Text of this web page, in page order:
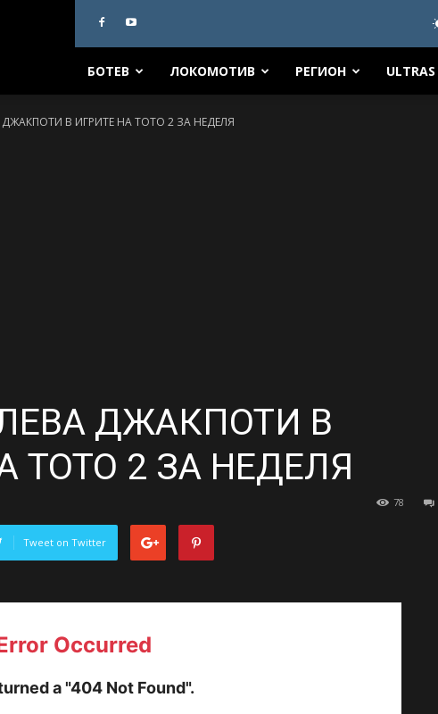
БОТЕВ ЛОКОМОТИВ РЕГИОН ULTRAS
ДЖАКПОТИ В ИГРИТЕ НА ТОТО 2 ЗА НЕДЕЛЯ
ЛЕВА ДЖАКПОТИ В
ТОТО 2 ЗА НЕДЕЛЯ
78
Tweet on Twitter